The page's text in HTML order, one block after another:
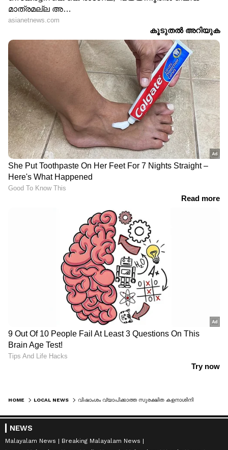
HOME LOCAL NEWS
NEWS
Malayalam News
Breaking Malayalam News